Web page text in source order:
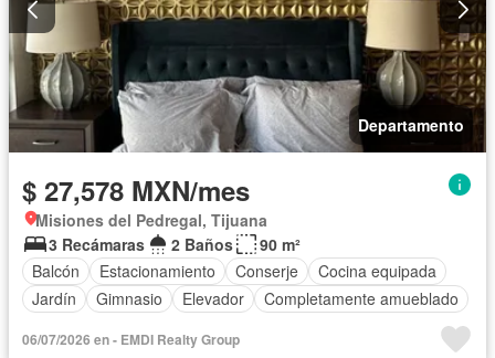
Departamento
$ 27,578 MXN/mes
Misiones del Pedregal, Tijuana
3 Recámaras
2 Baños
90 m²
Balcón
Estacionamiento Conserje
Cocina equipada
Jardín
Gimnasio Elevador Completamente amueblado
06/07/2026 en - EMDI Realty Group